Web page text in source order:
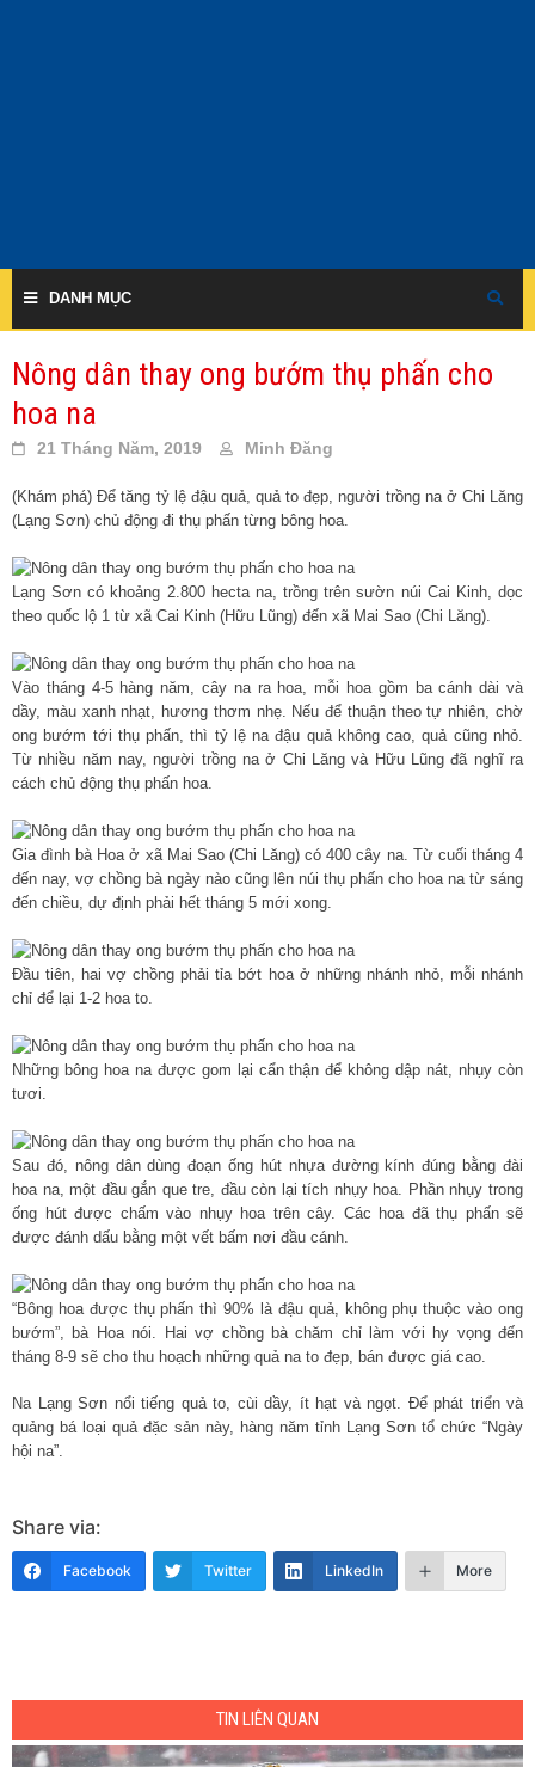
DANH MỤC
Nông dân thay ong bướm thụ phấn cho
hoa na
21 Tháng Năm, 2019 Minh Đăng
(Khám phá) Để tăng tỷ lệ đậu quả, quả to đẹp, người trồng na ở Chi Lăng
(Lạng Sơn) chủ động đi thụ phấn từng bông hoa.
Lạng Sơn có khoảng 2.800 hecta na, trồng trên sườn núi Cai Kinh, dọc
theo quốc lộ 1 từ xã Cai Kinh (Hữu Lũng) đến xã Mai Sao (Chi Lăng).
Vào tháng 4-5 hàng năm, cây na ra hoa, mỗi hoa gồm ba cánh dài và
dầy, màu xanh nhạt, hương thơm nhẹ. Nếu để thuận theo tự nhiên, chờ
ong bướm tới thụ phấn, thì tỷ lệ na đậu quả không cao, quả cũng nhỏ.
Từ nhiều năm nay, người trồng na ở Chi Lăng và Hữu Lũng đã nghĩ ra
cách chủ động thụ phấn hoa.
Gia đình bà Hoa ở xã Mai Sao (Chi Lăng) có 400 cây na. Từ cuối tháng 4
đến nay, vợ chồng bà ngày nào cũng lên núi thụ phấn cho hoa na từ sáng
đến chiều, dự định phải hết tháng 5 mới xong.
Đầu tiên, hai vợ chồng phải tỉa bớt hoa ở những nhánh nhỏ, mỗi nhánh
chỉ để lại 1-2 hoa to.
Những bông hoa na được gom lại cẩn thận để không dập nát, nhụy còn
tươi.
Sau đó, nông dân dùng đoạn ống hút nhựa đường kính đúng bằng đài
hoa na, một đầu gắn que tre, đầu còn lại tích nhụy hoa. Phần nhụy trong
ống hút được chấm vào nhụy hoa trên cây. Các hoa đã thụ phấn sẽ
được đánh dấu bằng một vết bấm nơi đầu cánh.
“Bông hoa được thụ phấn thì 90% là đậu quả, không phụ thuộc vào ong
bướm”, bà Hoa nói. Hai vợ chồng bà chăm chỉ làm với hy vọng đến
tháng 8-9 sẽ cho thu hoạch những quả na to đẹp, bán được giá cao.
Na Lạng Sơn nổi tiếng quả to, cùi dầy, ít hạt và ngọt. Để phát triển và
quảng bá loại quả đặc sản này, hàng năm tỉnh Lạng Sơn tổ chức “Ngày
hội na”.
Share via:
Facebook Twitter LinkedIn More
TIN LIÊN QUAN